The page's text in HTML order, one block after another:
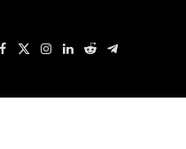
Facebook
X Instagram
LinkedIn
RedditTélégramme